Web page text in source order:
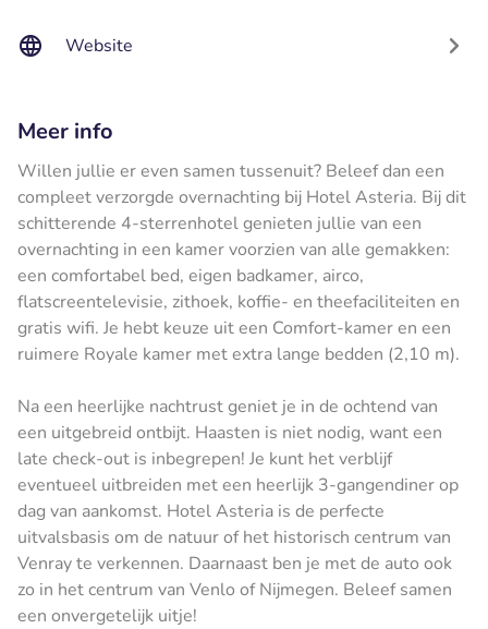
Website
Meer info
Willen jullie er even samen tussenuit? Beleef dan een
compleet verzorgde overnachting bij Hotel Asteria. Bij dit
schitterende 4-sterrenhotel genieten jullie van een
overnachting in een kamer voorzien van alle gemakken:
een comfortabel bed, eigen badkamer, airco,
flatscreentelevisie, zithoek, koffie- en theefaciliteiten en
gratis wifi. Je hebt keuze uit een Comfort-kamer en een
ruimere Royale kamer met extra lange bedden (2,10 m).
Na een heerlijke nachtrust geniet je in de ochtend van
een uitgebreid ontbijt. Haasten is niet nodig, want een
late check-out is inbegrepen! Je kunt het verblijf
eventueel uitbreiden met een heerlijk 3-gangendiner op
dag van aankomst. Hotel Asteria is de perfecte
uitvalsbasis om de natuur of het historisch centrum van
Venray te verkennen. Daarnaast ben je met de auto ook
zo in het centrum van Venlo of Nijmegen. Beleef samen
een onvergetelijk uitje!